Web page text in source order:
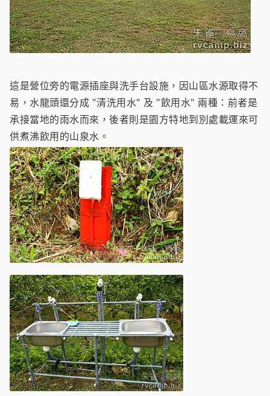
這是營位旁的電源插座與洗手台設施，因山區水源取得不
易，水龍頭還分成 "清洗用水" 及 "飲用水" 兩種：前者是
承接當地的雨水而來，後者則是園方特地到別處載運來可
供煮沸飲用的山泉水。